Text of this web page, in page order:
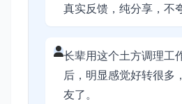
真实反馈，纯分享，不
长辈用这个土方调理工
后，明显感觉好转很多
友了。